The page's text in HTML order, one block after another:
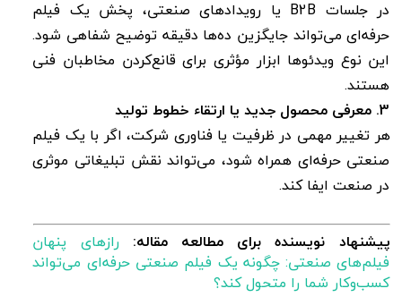
در جلسات B2B یا رویدادهای صنعتی، پخش یک فیلم
حرفه‌ای می‌تواند جایگزین ده‌ها دقیقه توضیح شفاهی شود.
این نوع ویدئوها ابزار مؤثری برای قانع‌کردن مخاطبان فنی
هستند.
3. معرفی محصول جدید یا ارتقاء خطوط تولید
هر تغییر مهمی در ظرفیت یا فناوری شرکت، اگر با یک فیلم
صنعتی حرفه‌ای همراه شود، می‌تواند نقش تبلیغاتی موثری
در صنعت ایفا کند.
پیشنهاد نویسنده برای مطالعه مقاله: رازهای پنهان
فیلم‌های صنعتی: چگونه یک فیلم صنعتی حرفه‌ای می‌تواند
کسب‌وکار شما را متحول کند؟